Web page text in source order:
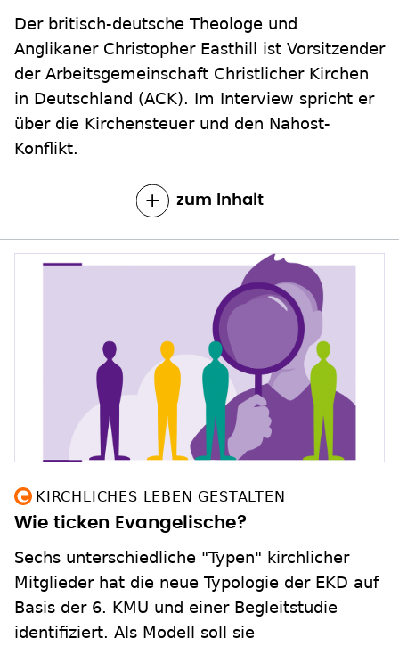
Der britisch-deutsche Theologe und
Anglikaner Christopher Easthill ist Vorsitzender
der Arbeitsgemeinschaft Christlicher Kirchen
in Deutschland (ACK). Im Interview spricht er
über die Kirchensteuer und den Nahost-
Konflikt.
zum Inhalt
KIRCHLICHES LEBEN GESTALTEN
Wie ticken Evangelische?
Sechs unterschiedliche "Typen" kirchlicher
Mitglieder hat die neue Typologie der EKD auf
Basis der 6. KMU und einer Begleitstudie
identifiziert. Als Modell soll sie